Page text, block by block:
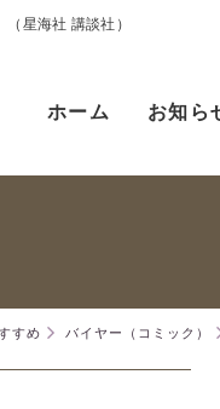
星海社 講談社）
ホーム お知ら
すめ バイヤー（コミック）